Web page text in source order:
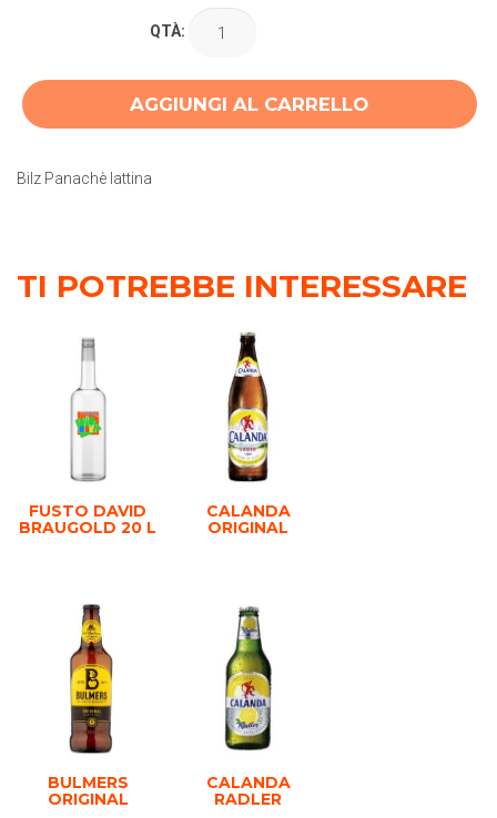
QTÀ:
AGGIUNGI AL CARRELLO
Bilz Panachè lattina
TI POTREBBE INTERESSARE
FUSTO DAVID
BRAUGOLD 20 L
CALANDA
ORIGINAL
BULMERS
ORIGINAL
CALANDA
RADLER